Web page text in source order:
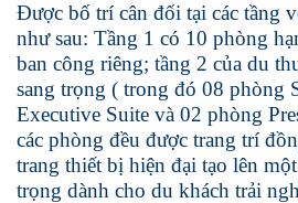
Được bố trí cân đối tại các tầng
như sau: Tầng 1 có 10 phòng
ban công riêng; tầng 2 của du
sang trọng ( trong đó 08 phòng
Executive Suite và 02 phòng
các phòng đều được trang trí
trang thiết bị hiện đại tạo lên
trọng dành cho du khách trải